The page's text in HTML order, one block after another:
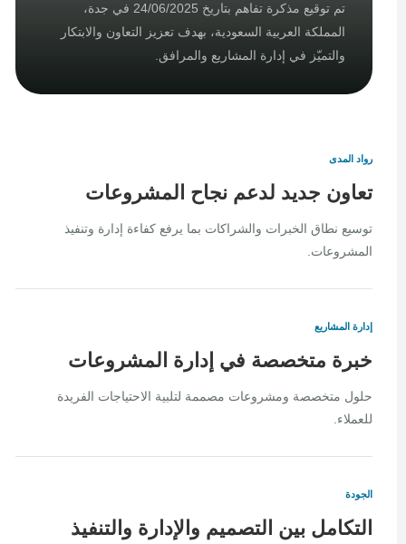
تم توقيع مذكرة تفاهم بتاريخ 24/06/2025 في جدة،
المملكة العربية السعودية، بهدف تعزيز التعاون والابتكار
والتميّز في إدارة المشاريع والمرافق.
رواد المدى
تعاون جديد لدعم نجاح المشروعات
توسيع نطاق الخبرات والشراكات بما يرفع كفاءة إدارة وتنفيذ
المشروعات.
إدارة المشاريع
خبرة متخصصة في إدارة المشروعات
حلول متخصصة ومشروعات مصممة لتلبية الاحتياجات الفريدة
للعملاء.
الجودة
التكامل بين التصميم والإدارة والتنفيذ